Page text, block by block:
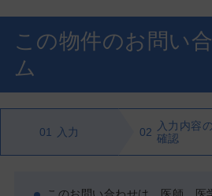
この物件のお問い
ム
01 入力 02 入力内容の
確認